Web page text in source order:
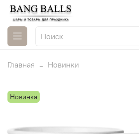
Главная Новинки
Новинка